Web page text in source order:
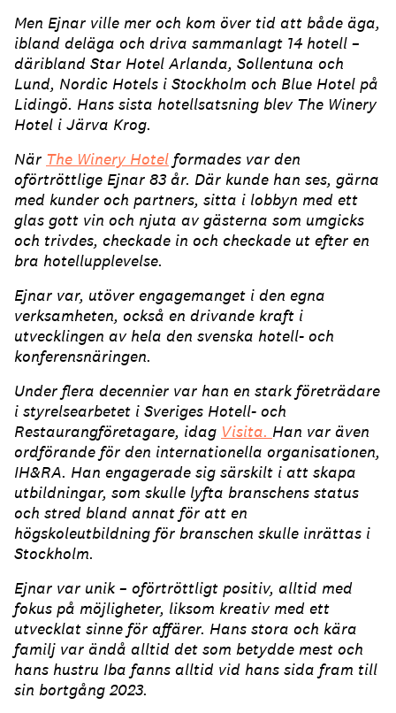
Men Ejnar ville mer och kom över tid att både äga,
ibland deläga och driva sammanlagt 14 hotell –
däribland Star Hotel Arlanda, Sollentuna och
Lund, Nordic Hotels i Stockholm och Blue Hotel på
Lidingö. Hans sista hotellsatsning blev The Winery
Hotel i Järva Krog.
När The Winery Hotel formades var den
oförtröttlige Ejnar 83 år. Där kunde han ses, gärna
med kunder och partners, sitta i lobbyn med ett
glas gott vin och njuta av gästerna som umgicks
och trivdes, checkade in och checkade ut efter en
bra hotellupplevelse.
Ejnar var, utöver engagemanget i den egna
verksamheten, också en drivande kraft i
utvecklingen av hela den svenska hotell- och
konferensnäringen.
Under flera decennier var han en stark företrädare
i styrelsearbetet i Sveriges Hotell- och
Restaurangföretagare, idag Visita. Han var även
ordförande för den internationella organisationen,
IH&RA. Han engagerade sig särskilt i att skapa
utbildningar, som skulle lyfta branschens status
och stred bland annat för att en
högskoleutbildning för branschen skulle inrättas i
Stockholm.
Ejnar var unik – oförtröttligt positiv, alltid med
fokus på möjligheter, liksom kreativ med ett
utvecklat sinne för affärer. Hans stora och kära
familj var ändå alltid det som betydde mest och
hans hustru Iba fanns alltid vid hans sida fram till
sin bortgång 2023.